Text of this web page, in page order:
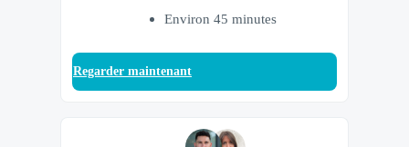
Environ 45 minutes
Regarder maintenant